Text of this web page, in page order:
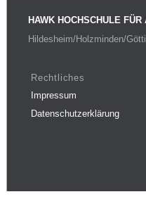
HAWK HOCHSCHULE
Hildesheim/Holzminden/
Rechtliches
Impressum
Datenschutzerklärung